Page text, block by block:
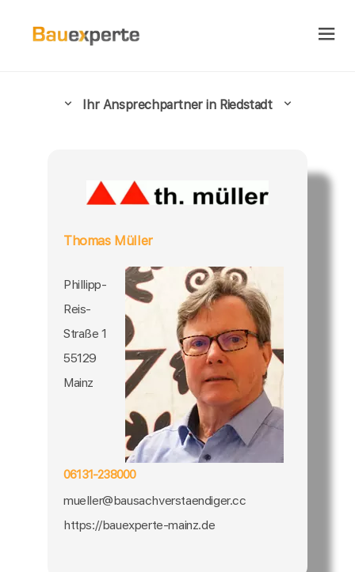
Ihr Ansprechpartner in Riedstadt
Thomas Müller
Phillipp-
Reis-
Straße 1
55129
Mainz
06131-238000
mueller@bausachverstaendiger.cc
https://bauexperte-mainz.de